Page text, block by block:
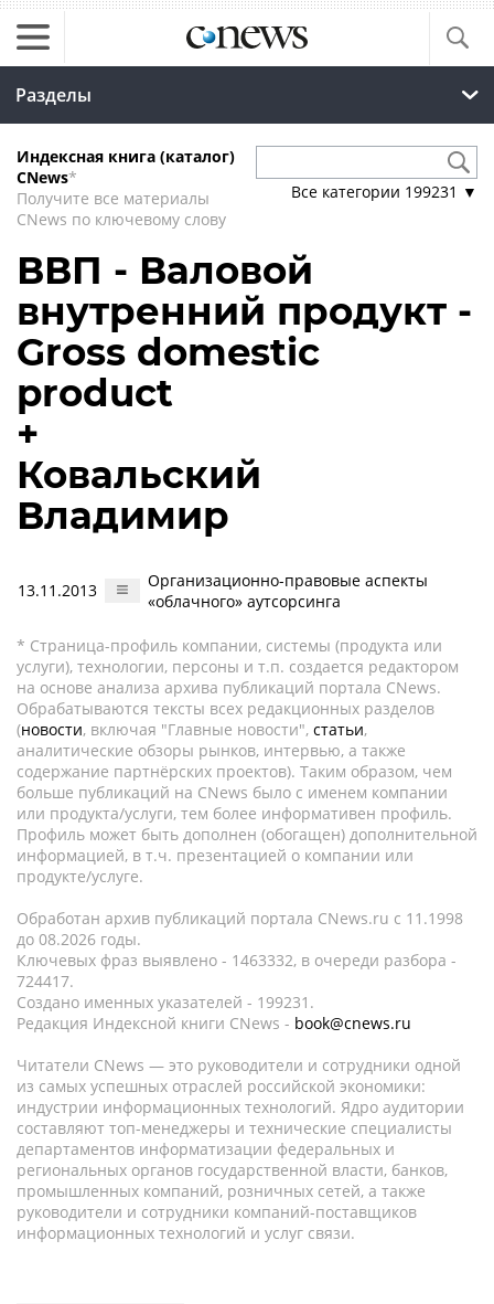
Разделы
Индексная книга (каталог)
CNews*
Получите все материалы
CNews по ключевому слову
Все категории 199231 ▼
ВВП - Валовой
внутренний продукт -
Gross domestic
product
+
Ковальский
Владимир
13.11.2013
Организационно-правовые аспекты
«облачного» аутсорсинга
* Страница-профиль компании, системы (продукта или
услуги), технологии, персоны и т.п. создается редактором
на основе анализа архива публикаций портала CNews.
Обрабатываются тексты всех редакционных разделов
(новости, включая "Главные новости", статьи,
аналитические обзоры рынков, интервью, а также
содержание партнёрских проектов). Таким образом, чем
больше публикаций на CNews было с именем компании
или продукта/услуги, тем более информативен профиль.
Профиль может быть дополнен (обогащен) дополнительной
информацией, в т.ч. презентацией о компании или
продукте/услуге.
Обработан архив публикаций портала CNews.ru c 11.1998
до 08.2026 годы.
Ключевых фраз выявлено - 1463332, в очереди разбора -
724417.
Создано именных указателей - 199231.
Редакция Индексной книги CNews - book@cnews.ru
Читатели CNews — это руководители и сотрудники одной
из самых успешных отраслей российской экономики:
индустрии информационных технологий. Ядро аудитории
составляют топ-менеджеры и технические специалисты
департаментов информатизации федеральных и
региональных органов государственной власти, банков,
промышленных компаний, розничных сетей, а также
руководители и сотрудники компаний-поставщиков
информационных технологий и услуг связи.